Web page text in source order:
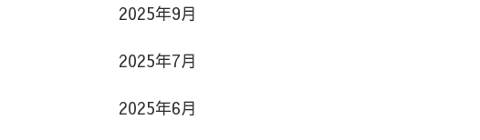
2025年9月
2025年7月
2025年6月